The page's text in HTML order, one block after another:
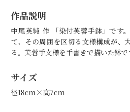
作品説明
中尾英純 作 「染付芙蓉手鉢」です
て、その周囲を区切る文様構成が、
る。芙蓉手文様を手書きで描いた鉢で
サイズ
径18cm×高7cm